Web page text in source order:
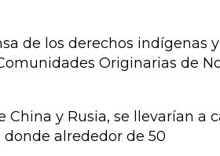
de los derechos indígenas y
Originarias de
y Rusia, se llevarían a
alrededor de 50